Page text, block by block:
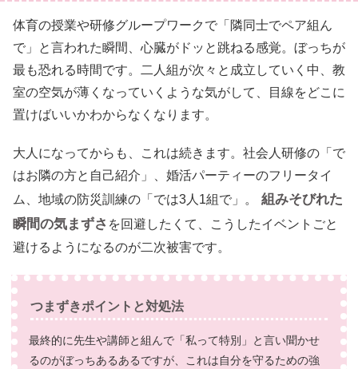
体育の授業や研修グループワークで「隣同士でペア組ん
で」と言われた瞬間、心臓がドッと跳ねる感覚。ぼっちが
最も恐れる時間です。二人組が次々と成立していく中、教
室の空気が薄くなっていくような気がして、目線をどこに
置けばいいかわからなくなります。
大人になってからも、これは続きます。社会人研修の「で
はお隣の方と自己紹介」、婚活パーティーのフリータイ
ム、地域の防災訓練の「では3人1組で」。
組みそびれた
瞬間の気まずさ を回避したくて、こうしたイベントごと
避けるようになるのが二次被害です。
つまずきポイントと対処法
最終的に先生や講師と組んで「私って特別」と言い聞かせ
るのがぼっちあるあるですが、これは自分を守るための強